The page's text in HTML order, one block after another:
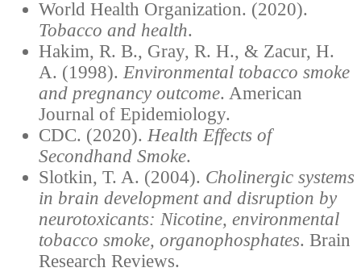
World Health Organization. (2020).
Tobacco and health.
Hakim, R. B., Gray, R. H., & Zacur, H.
A. (1998). Environmental tobacco smoke
and pregnancy outcome. American
Journal of Epidemiology.
CDC. (2020). Health Effects of
Secondhand Smoke.
Slotkin, T. A. (2004). Cholinergic systems
in brain development and disruption by
neurotoxicants: Nicotine, environmental
tobacco smoke, organophosphates. Brain
Research Reviews.